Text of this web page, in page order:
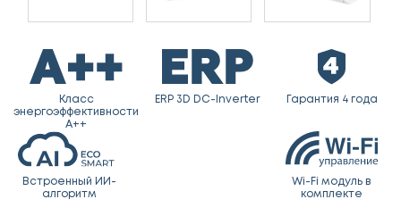
Класс
энергоэффективности
A++
ERP 3D DC-Inverter Гарантия 4 года
Встроенный ИИ-
алгоритм
Wi-Fi модуль в
комплекте